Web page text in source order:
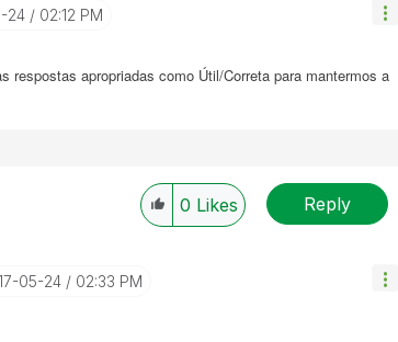
24 02:12 PM
respostas apropriadas como Útil/Correta para mantermos a
0 Likes Reply
05-24 02:33 PM